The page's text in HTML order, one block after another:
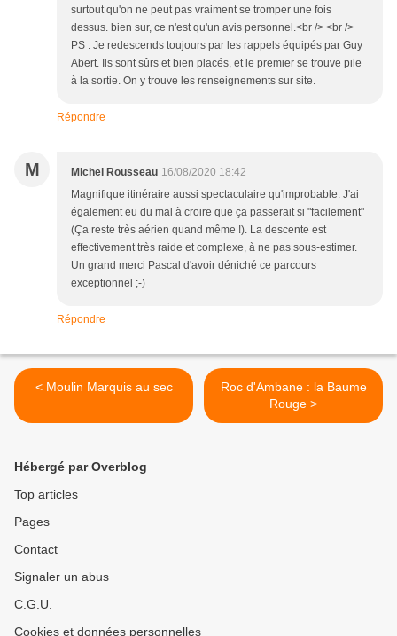
surtout qu'on ne peut pas vraiment se tromper une fois
dessus. bien sur, ce n'est qu'un avis personnel.<br /> <br />
PS : Je redescends toujours par les rappels équipés par Guy
Abert. Ils sont sûrs et bien placés, et le premier se trouve pile
à la sortie. On y trouve les renseignements sur site.
Répondre
M Michel Rousseau 16/08/2020 18:42
Magnifique itinéraire aussi spectaculaire qu'improbable. J'ai
également eu du mal à croire que ça passerait si "facilement"
(Ça reste très aérien quand même !). La descente est
effectivement très raide et complexe, à ne pas sous-estimer.
Un grand merci Pascal d'avoir déniché ce parcours
exceptionnel ;-)
Répondre
< Moulin Marquis au sec
Roc d'Ambane : la Baume
Rouge >
Hébergé par Overblog
Top articles
Pages
Contact
Signaler un abus
C.G.U.
Cookies et données personnelles